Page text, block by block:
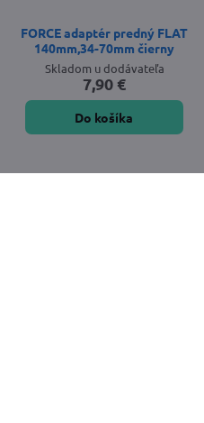
FORCE adaptér predný FLAT
140mm,34-70mm čierny
Skladom u dodávateľa
7,90 €
Do košíka